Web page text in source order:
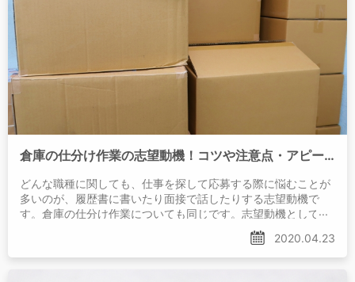
倉庫の仕分け作業の志望動機！コツや注意点・アピールできることなどを紹介
どんな職種に関しても、仕事を探して応募する際に悩むことが
多いのが、履歴書に書いたり面接で話したりする志望動機で
す。倉庫の仕分け作業についても同じです。志望動機として、
どんなことを書いたり話したりすればよいのかわからないと
2020.04.23